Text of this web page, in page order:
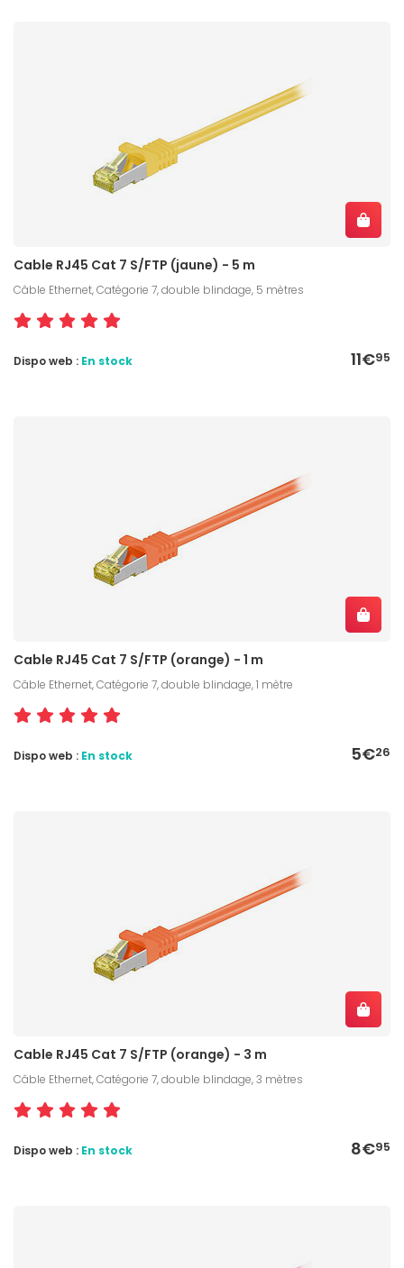
Cable RJ45 Cat 7 S/FTP (jaune) - 5 m
Câble Ethernet, Catégorie 7, double blindage, 5 mètres
11€95
Dispo web : En stock
Cable RJ45 Cat 7 S/FTP (orange) - 1 m
Câble Ethernet, Catégorie 7, double blindage, 1 mètre
5€26
Dispo web : En stock
Cable RJ45 Cat 7 S/FTP (orange) - 3 m
Câble Ethernet, Catégorie 7, double blindage, 3 mètres
8€95
Dispo web : En stock